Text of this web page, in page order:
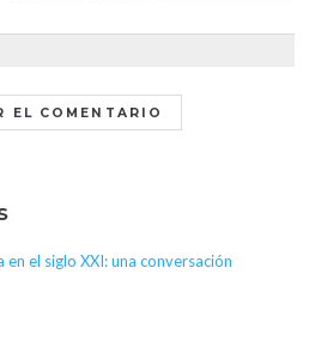
en el siglo XXI: una conversación